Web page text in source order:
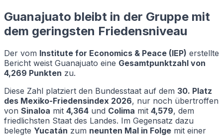
Guanajuato bleibt in der Gruppe mit
dem geringsten Friedensniveau
Der vom Institute for Economics & Peace (IEP) erstellte
Bericht weist Guanajuato eine Gesamtpunktzahl von
4,269 Punkten zu.
Diese Zahl platziert den Bundesstaat auf dem 30. Platz
des Mexiko-Friedensindex 2026, nur noch übertroffen
von Sinaloa mit 4,364 und Colima mit 4,579, dem
friedlichsten Staat des Landes. Im Gegensatz dazu
belegte Yucatán zum neunten Mal in Folge mit einer